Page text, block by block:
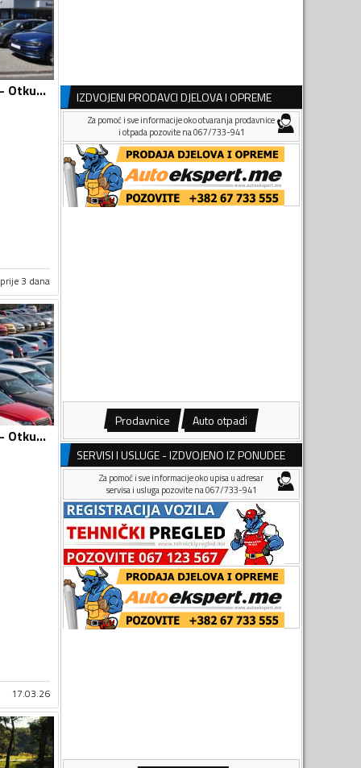
Otkup automobila - Otkup vozila i djelova
prije 3 dana
Otkup automobila - Otkup vozila i djelova
17.03.26
IZDVOJENI PRODAVCI DJELOVA I OPREME
Za pomoć i sve informacije oko otvaranja prodavnice
i otpada pozovite na 067/733-941
Prodavnice Auto otpadi
SERVISI I USLUGE - IZDVOJENO IZ PONUDEE
Za pomoć i sve informacije oko upisa u adresar
servisa i usluga pozovite na 067/733-941